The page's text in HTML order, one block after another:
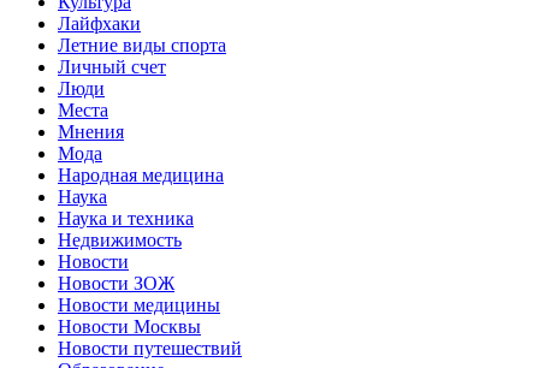
Лайфхаки
Летние виды спорта
Личный счет
Люди
Места
Мнения
Мода
Народная медицина
Наука
Наука и техника
Недвижимость
Новости
Новости ЗОЖ
Новости медицины
Новости Москвы
Новости путешествий